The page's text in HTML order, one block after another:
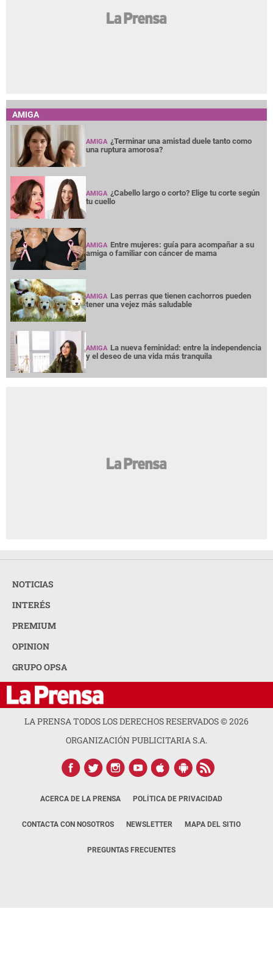
AMIGA
AMIGA ¿Terminar una amistad duele tanto como
una ruptura amorosa?
AMIGA ¿Cabello largo o corto? Elige tu corte según
tu cuello
AMIGA Entre mujeres: guía para acompañar a su
amiga o familiar con cáncer de mama
AMIGA Las perras que tienen cachorros pueden
tener una vejez más saludable
AMIGA La nueva feminidad: entre la independencia
y el deseo de una vida más tranquila
NOTICIAS
INTERÉS
PREMIUM
OPINION
GRUPO OPSA
LA PRENSA TODOS LOS DERECHOS RESERVADOS ©2026
ORGANIZACIÓN PUBLICITARIA S.A.
ACERCA DE LA PRENSA POLÍTICA DE PRIVACIDAD
CONTACTA CON NOSOTROS NEWSLETTER MAPA DEL SITIO
PREGUNTAS FRECUENTES